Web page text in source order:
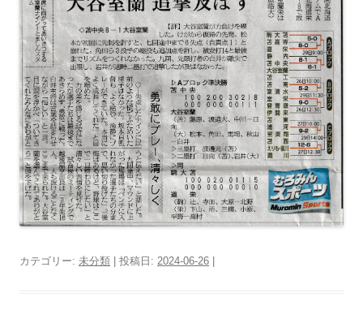
カテゴリー: 未分類 | 投稿日: 2024-06-26